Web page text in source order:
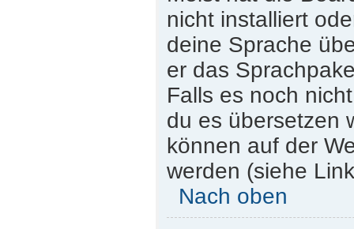
nicht installiert
deine Sprache
er das
Falls es noch
du es übersetzen
können auf der
werden (siehe
Nach oben